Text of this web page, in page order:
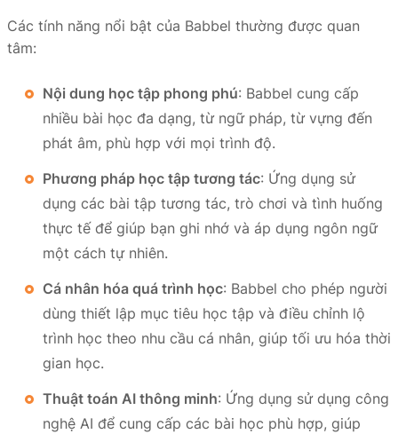
Các tính năng nổi bật của Babbel thường được quan
tâm:
Nội dung học tập phong phú: Babbel cung cấp
nhiều bài học đa dạng, từ ngữ pháp, từ vựng đến
phát âm, phù hợp với mọi trình độ.
Phương pháp học tập tương tác: Ứng dụng sử
dụng các bài tập tương tác, trò chơi và tình huống
thực tế để giúp bạn ghi nhớ và áp dụng ngôn ngữ
một cách tự nhiên.
Cá nhân hóa quá trình học: Babbel cho phép người
dùng thiết lập mục tiêu học tập và điều chỉnh lộ
trình học theo nhu cầu cá nhân, giúp tối ưu hóa thời
gian học.
Thuật toán AI thông minh: Ứng dụng sử dụng công
nghệ AI để cung cấp các bài học phù hợp, giúp